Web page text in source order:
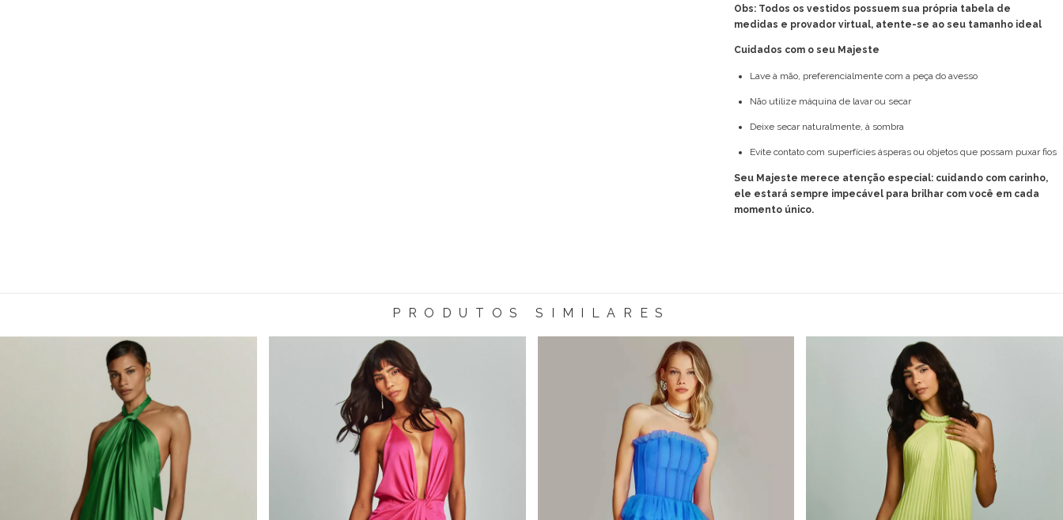
Obs: Todos os vestidos possuem sua própria tabela de
medidas e provador virtual, atente-se ao seu tamanho ideal
Cuidados com o seu Majeste
Lave à mão, preferencialmente com a peça do avesso
Não utilize máquina de lavar ou secar
Deixe secar naturalmente, à sombra
Evite contato com superfícies ásperas ou objetos que possam puxar fios
Seu Majeste merece atenção especial: cuidando com carinho,
ele estará sempre impecável para brilhar com você em cada
momento único.
PRODUTOS SIMILARES